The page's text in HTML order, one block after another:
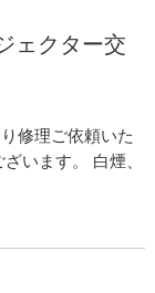
ェクター交
修理ご依頼いた
います。 白煙、